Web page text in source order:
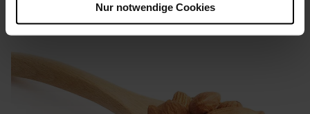
Nur notwendige Cookies